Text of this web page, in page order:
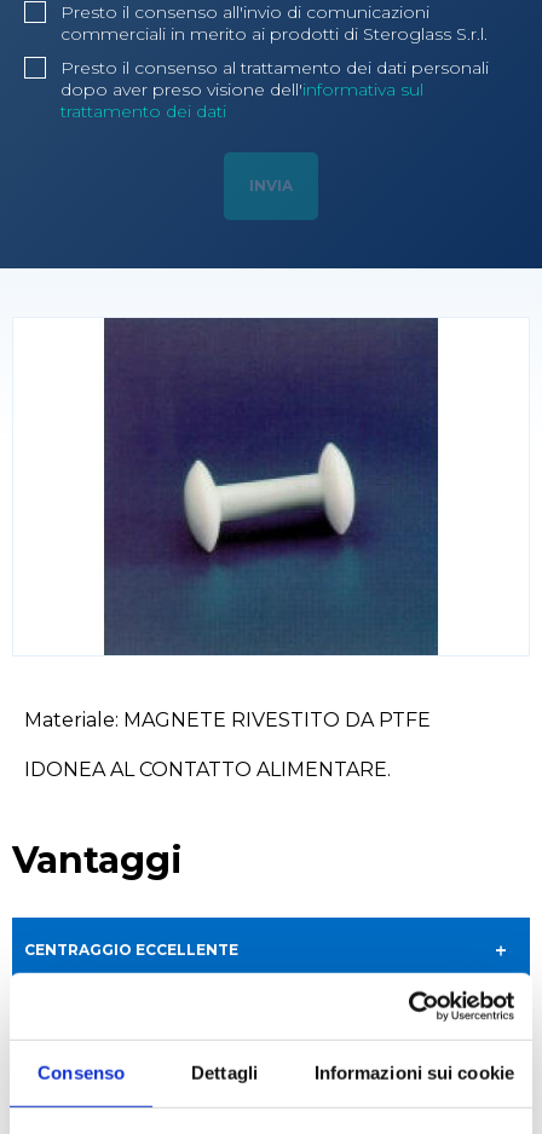
Consenso Dettagli Informazioni sui cookie
Presto il consenso all'invio di comunicazioni
commerciali in merito ai prodotti di Steroglass S.r.l.
Presto il consenso al trattamento dei dati personali
dopo aver preso visione dell'informativa sul
trattamento dei dati
Materiale: MAGNETE RIVESTITO DA PTFE
IDONEA AL CONTATTO ALIMENTARE.
Vantaggi
CENTRAGGIO ECCELLENTE
anche a bassa velocità.